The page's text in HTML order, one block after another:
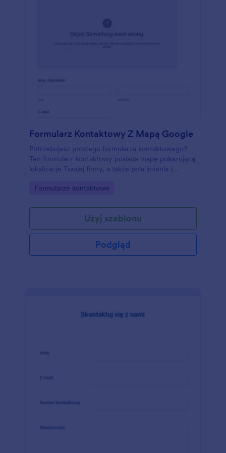
Formularz Kontaktowy Z Mapą Google
Potrzebujesz prostego formularza kontaktowego?
Ten formularz kontaktowy posiada mapę pokazującą
lokalizacje Twojej firmy, a także pola imienia i
Go to Category:
Formularze kontaktowe
Użyj szablonu
Podgląd